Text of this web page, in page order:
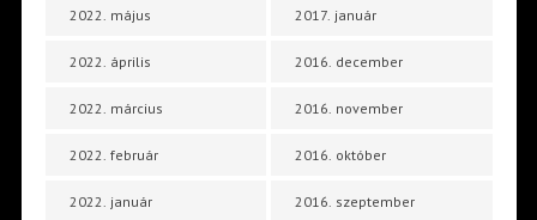
2022. május
2022. április
2022. március
2022. február
2022. január
2017. január
2016. december
2016. november
2016. október
2016. szeptember